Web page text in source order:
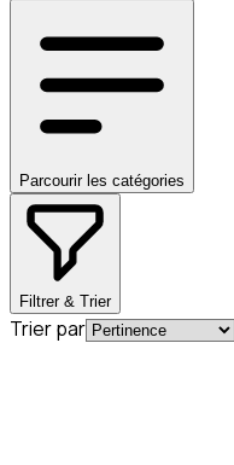
Parcourir les catégories
Filtrer & Trier
Trier par